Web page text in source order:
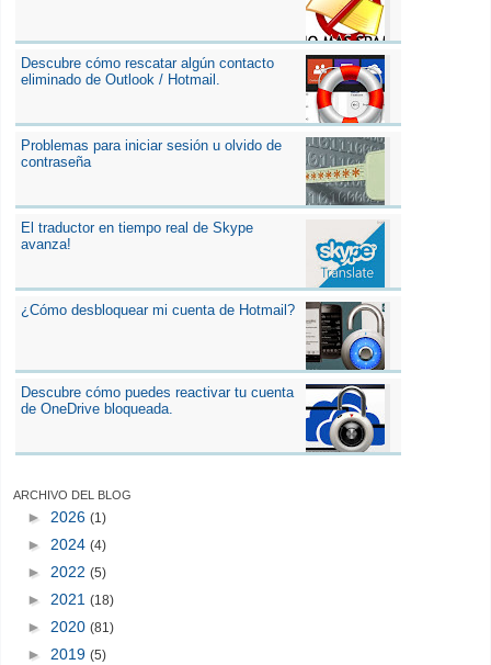
Descubre cómo rescatar algún contacto
eliminado de Outlook / Hotmail.
Problemas para iniciar sesión u olvido de
contraseña
El traductor en tiempo real de Skype
avanza!
¿Cómo desbloquear mi cuenta de Hotmail?
Descubre cómo puedes reactivar tu cuenta
de OneDrive bloqueada.
ARCHIVO DEL BLOG
► 2026 (1)
► 2024 (4)
► 2022 (5)
► 2021 (18)
► 2020 (81)
► 2019 (5)